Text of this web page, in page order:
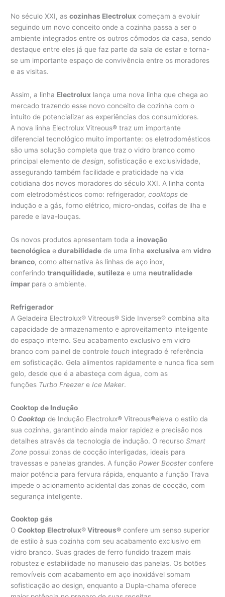
No século XXI, ascozinhas Electrolux começam a evoluir
seguindo um novo conceito onde a cozinha passa a ser o
ambiente integrados entre os outros cômodos da casa, sendo
destaque entre eles já que faz parte da sala de estar e torna-
se um importante espaço de convivência entre os moradores
e as visitas.
Assim, a linha Electrolux lança uma nova linha que chega ao
mercado trazendo esse novo conceito de cozinha com o
intuito de potencializar as experiências dos consumidores.
A nova linha Electrolux Vitreous® traz um importante
diferencial tecnológico muito importante: os eletrodomésticos
são uma solução completa que traz o vidro branco como
principal elemento dedesign, sofisticação e exclusividade,
assegurando também facilidade e praticidade na vida
cotidiana dos novos moradores do século XXI. A linha conta
com eletrodomésticos como: refrigerador,cooktops de
indução e a gás, forno elétrico, micro-ondas, coifas de ilha e
parede e lava-louças.
Os novos produtos apresentam toda a inovação
tecnológica e durabilidade de uma linhaexclusiva emvidro
branco, como alternativa às linhas de aço inox,
conferindotranquilidade,sutileza e uma neutralidade
ímpar para o ambiente.
Refrigerador
A Geladeira Electrolux® Vitreous® Side Inverse® combina alta
capacidade de armazenamento e aproveitamento inteligente
do espaço interno. Seu acabamento exclusivo em vidro
branco com painel de controle touch integrado é referência
em sofisticação. Gela alimentos rapidamente e nunca fica sem
gelo, desde que é a abasteça com água, com as
funções Turbo Freezere Ice Maker.
Cooktop de Indução
O Cooktop de Indução Electrolux® Vitreous®eleva o estilo da
sua cozinha, garantindo ainda maior rapidez e precisão nos
detalhes através da tecnologia de indução. O recursoSmart
Zone possui zonas de cocção interligadas, ideais para
travessas e panelas grandes. A função Power Boosterconfere
maior potência para fervura rápida, enquanto a função Trava
impede o acionamento acidental das zonas de cocção, com
segurança inteligente.
Cooktop gás
OCooktop Electrolux® Vitreous® confere um senso superior
de estilo à sua cozinha com seu acabamento exclusivo em
vidro branco. Suas grades de ferro fundido trazem mais
robustez e estabilidade no manuseio das panelas. Os botões
removíveis com acabamento em aço inoxidável somam
sofisticação ao design, enquanto a Dupla-chama oferece